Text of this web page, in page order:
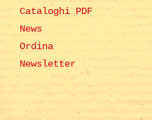
Cataloghi PDF
News
Ordina
Newsletter